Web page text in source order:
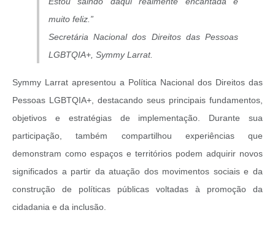
muito feliz.”
Secretária Nacional dos Direitos das Pessoas
LGBTQIA+, Symmy Larrat.
Symmy Larrat apresentou a Política Nacional dos Direitos das
Pessoas LGBTQIA+, destacando seus principais fundamentos,
objetivos e estratégias de implementação. Durante sua
participação, também compartilhou experiências que
demonstram como espaços e territórios podem adquirir novos
significados a partir da atuação dos movimentos sociais e da
construção de políticas públicas voltadas à promoção da
cidadania e da inclusão.